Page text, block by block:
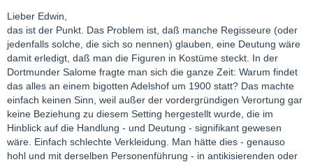
Lieber Edwin,
das ist der Punkt. Das Problem ist, daß manche Regisseure (oder
jedenfalls solche, die sich so nennen) glauben, eine Deutung wäre
damit erledigt, daß man die Figuren in Kostüme steckt. In der
Dortmunder Salome fragte man sich die ganze Zeit: Warum findet
das alles an einem bigotten Adelshof um 1900 statt? Das machte
einfach keinen Sinn, weil außer der vordergründigen Verortung gar
keine Beziehung zu diesem Setting hergestellt wurde, die im
Hinblick auf die Handlung - und Deutung - signifikant gewesen
wäre. Einfach schlechte Verkleidung. Man hätte dies - genauso
hohl und mit derselben Personenführung - in antikisierenden oder